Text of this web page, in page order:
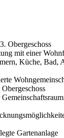
Obergeschoss
mit einer
Küche, Bad,
Gartenanlage